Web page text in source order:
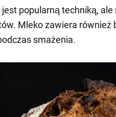
popularną techniką,
Mleko zawiera również
smażenia.